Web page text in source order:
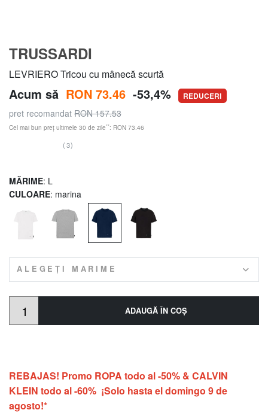
TRUSSARDI
LEVRIERO Tricou cu mânecă scurtă
Acum să RON 73.46 -53,4% REDUCERI
pret recomandat RON 157.53
Cel mai bun preț ultimele 30 de zile**: RON 73.46
(3)
MĂRIME: L
CULOARE: marina
ALEGEȚI MARIME
ADAUGĂ ÎN COŞ
REBAJAS! Promo ROPA todo al -50% & CALVIN
KLEIN todo al -60% ¡Solo hasta el domingo 9 de
agosto!*